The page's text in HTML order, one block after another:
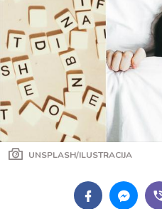
UNSPLASH/ILUSTRACIJA